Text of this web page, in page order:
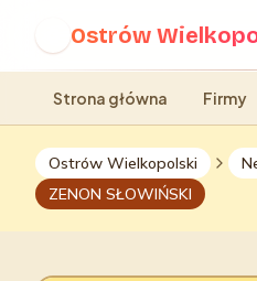
Ostrów
Strona główna Firmy
Ostrów Wielkopolski
ZENON SŁOWIŃSKI